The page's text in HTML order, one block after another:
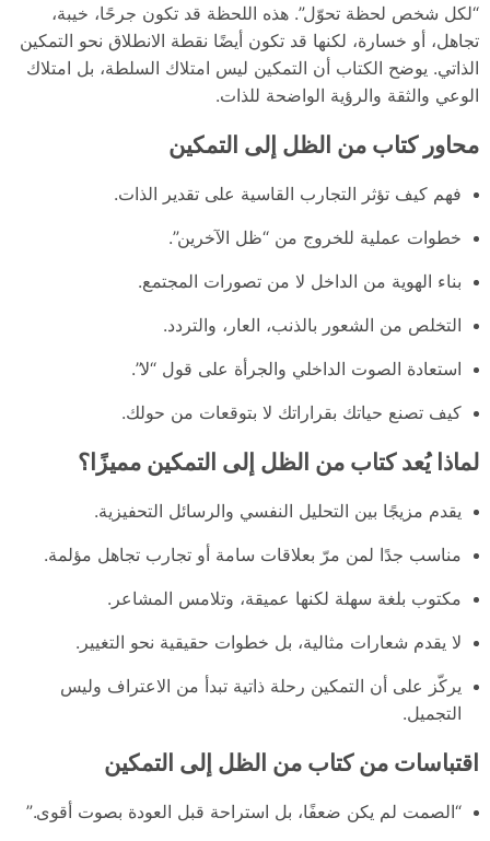
“لكل شخص لحظة تحوّل”. هذه اللحظة قد تكون جرحًا، خيبة،
تجاهل، أو خسارة، لكنها قد تكون أيضًا نقطة الانطلاق نحو التمكين
الذاتي. يوضح الكتاب أن التمكين ليس امتلاك السلطة، بل امتلاك
الوعي والثقة والرؤية الواضحة للذات.
محاور كتاب من الظل إلى التمكين
فهم كيف تؤثر التجارب القاسية على تقدير الذات.
خطوات عملية للخروج من “ظل الآخرين”.
بناء الهوية من الداخل لا من تصورات المجتمع.
التخلص من الشعور بالذنب، العار، والتردد.
استعادة الصوت الداخلي والجرأة على قول “لا”.
كيف تصنع حياتك بقراراتك لا بتوقعات من حولك.
لماذا يُعد كتاب من الظل إلى التمكين مميزًا؟
يقدم مزيجًا بين التحليل النفسي والرسائل التحفيزية.
مناسب جدًا لمن مرّ بعلاقات سامة أو تجارب تجاهل مؤلمة.
مكتوب بلغة سهلة لكنها عميقة، وتلامس المشاعر.
لا يقدم شعارات مثالية، بل خطوات حقيقية نحو التغيير.
يركّز على أن التمكين رحلة ذاتية تبدأ من الاعتراف وليس
التجميل.
اقتباسات من كتاب من الظل إلى التمكين
“الصمت لم يكن ضعفًا، بل استراحة قبل العودة بصوت أقوى.”